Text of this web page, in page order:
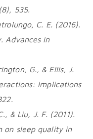
535.
C. E. (2016).
Advances in
G., & Ellis, J.
Implications
& Liu, J. F. (2011).
on sleep quality in